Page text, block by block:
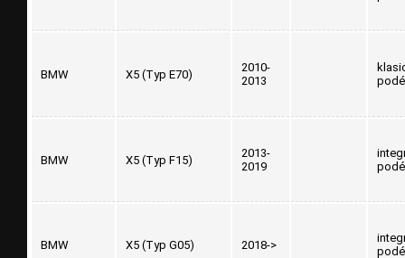
BMW X5 (Typ E70)
2010-
2013
BMW X5 (Typ F15)
2013-
2019
BMW X5 (Typ G05) 2018->